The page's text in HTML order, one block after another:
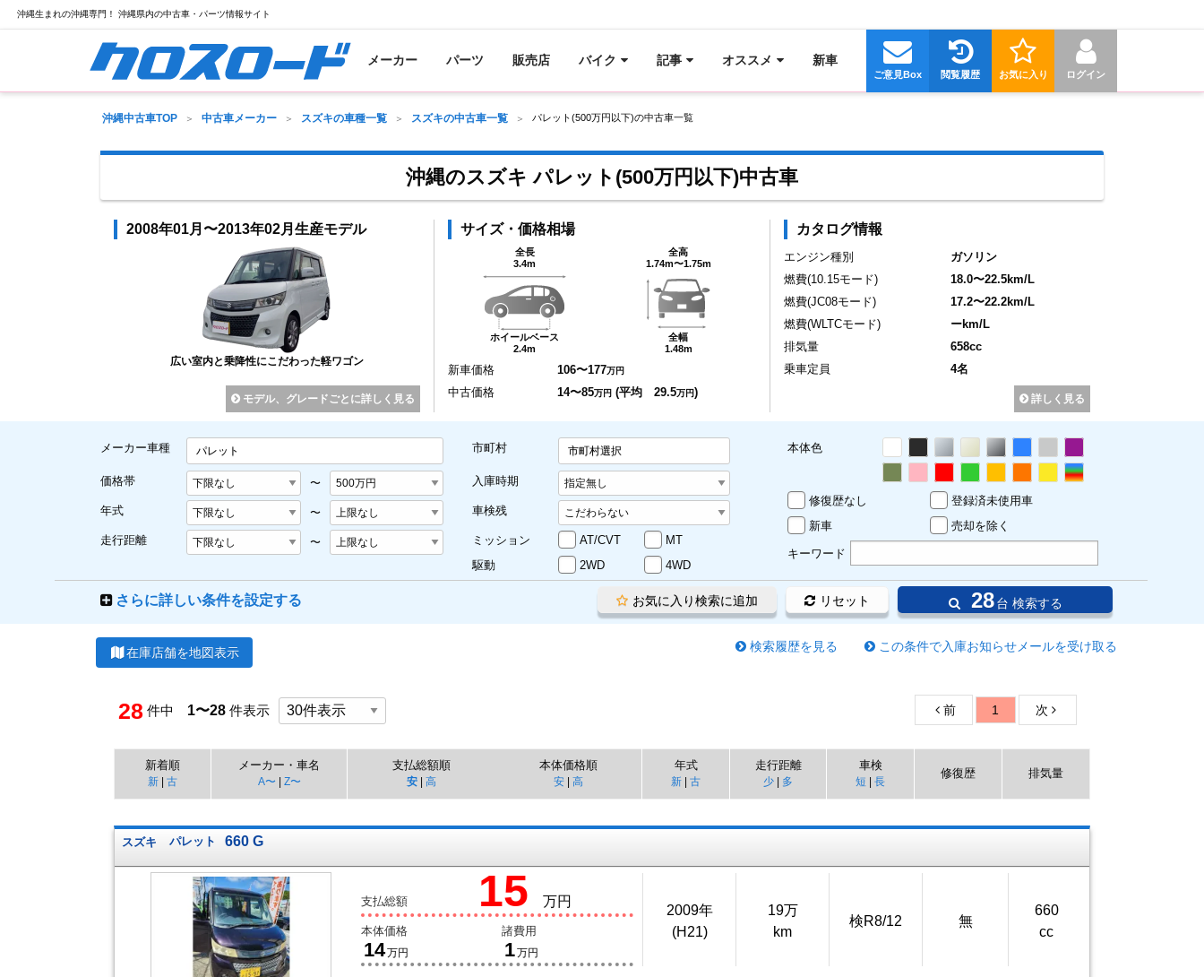
沖縄生まれの沖縄専門！ 沖縄県内の中古車・パーツ情報サイト
メーカー パーツ 販売店 バイク 記事 オススメ 新車
ログイン
お気に入り
閲覧履歴
ご意見Box
沖縄中古車TOP 中古車メーカー スズキの車種一覧 スズキの中古車一覧 パレット(500万円以下)の中古車一覧
沖縄のスズキ パレット(500万円以下)中古車
2008年01月〜2013年02月生産モデル
広い室内と乗降性にこだわった軽ワゴン
モデル、グレードごとに詳しく見る
サイズ・価格相場
全長
3.4m
ホイールベース
2.4m
全高
1.74m〜1.75m
全幅
1.48m
新車価格 106〜177万円
中古価格 14〜85万円 (平均 29.5万円)
カタログ情報
エンジン種別
ガソリン
燃費(10.15モード)
18.0〜22.5km/L
燃費(JC08モード)
17.2〜22.2km/L
燃費(WLTCモード)
ーkm/L
排気量
658cc
乗車定員
4名
詳しく見る
メーカー車種 パレット
価格帯 〜
年式 〜
走行距離 〜
市町村 市町村選択
入庫時期
車検残
ミッション AT/CVT
MT
駆動
2WD 4WD
本体色
修復歴なし
登録済未使用車
新車
売却を除く
キーワード
さらに詳しい条件を設定する 28 台 検索する
リセット
お気に入り検索に追加
在庫店舗を地図表示 この条件で入庫お知らせメールを受け取る
検索履歴を見る
28 件中 1〜28 件表示 前 1 次
新着順
新 | 古
メーカー・車名
A〜| Z〜
支払総額順
安| 高
本体価格順
安| 高
年式
新 | 古
走行距離
少 | 多
車検
短 | 長
修復歴 排気量
スズキ パレット 660 G
支払総額 15 万円
本体価格
14万円
諸費用
1万円
2009年
(H21)
19万
km
検R8/12 無
660
cc